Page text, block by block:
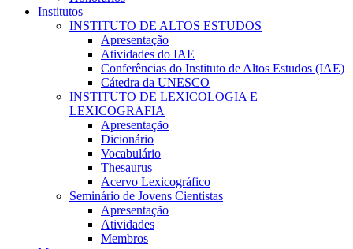
Institutos
INSTITUTO DE ALTOS ESTUDOS
Apresentação
Atividades do IAE
Conferências do Instituto de Altos Estudos (IAE)
Cátedra da UNESCO
INSTITUTO DE LEXICOLOGIA E
LEXICOGRAFIA
Apresentação
Dicionário
Vocabulário
Thesaurus
Acervo Lexicográfico
Seminário de Jovens Cientistas
Apresentação
Atividades
Membros